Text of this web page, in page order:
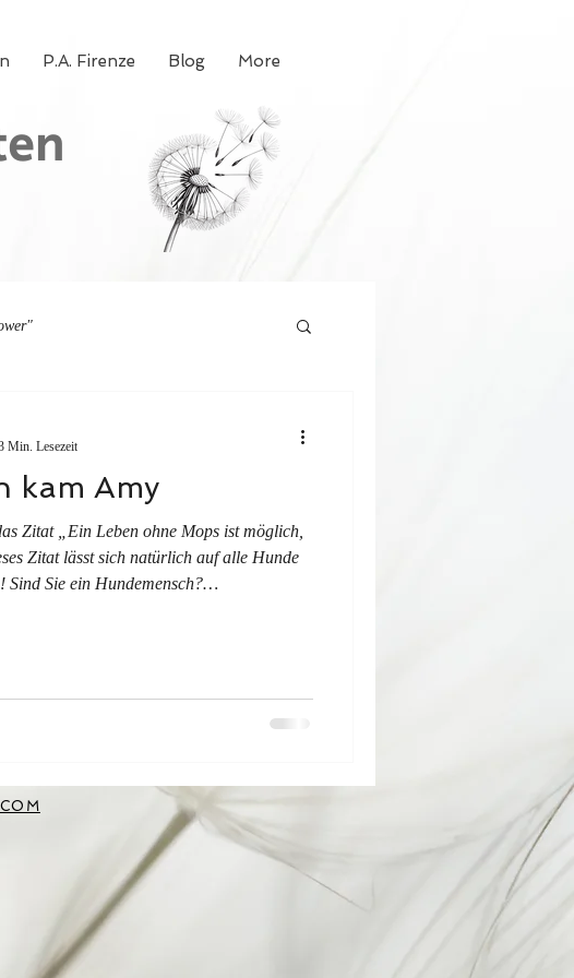
P.A. Firenze Blog More
kam Amy
Zitat „Ein Leben ohne Mops ist möglich,
Zitat lässt sich natürlich auf alle Hunde
niederknien, um es ausgiebig zu
Min. Lesezeit